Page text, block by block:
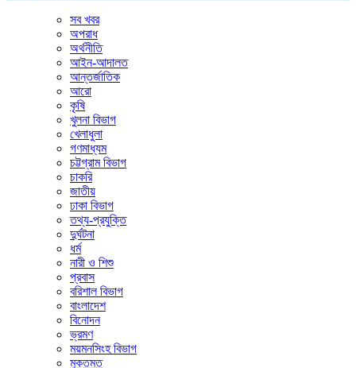
সব খবর
অপরাধ
অর্থনীতি
আইন-আদালত
আন্তর্জাতিক
আরো
কৃষি
খুলনা বিভাগ
খেলাধুলা
গণমাধ্যম
চট্টগ্রাম বিভাগ
চাকরি
জাতীয়
ঢাকা বিভাগ
তথ্য-প্রযুক্তি
দুর্ঘটনা
ধর্ম
নারী ও শিশু
প্রবাস
বরিশাল বিভাগ
বাংলাদেশ
বিনোদন
ভ্রমণ
ময়মনসিংহ বিভাগ
মুক্তমত